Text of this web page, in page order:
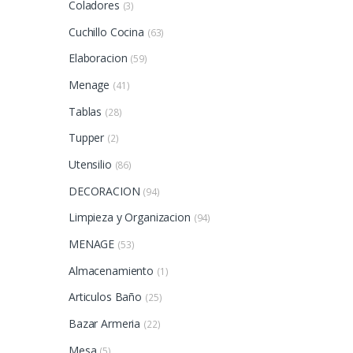
Coladores (3)
Cuchillo Cocina (63)
Elaboracion (59)
Menage (41)
Tablas (28)
Tupper (2)
Utensilio (86)
DECORACION (94)
Limpieza y Organizacion (94)
MENAGE (53)
Almacenamiento (1)
Articulos Baño (25)
Bazar Armeria (22)